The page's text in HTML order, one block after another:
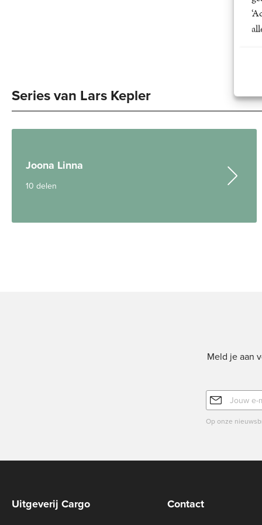
Series van Lars Kepler
Joona Linna
10 delen
Meld je aan
E-
mailadres
Op onze
Uitgeverij Cargo Contact